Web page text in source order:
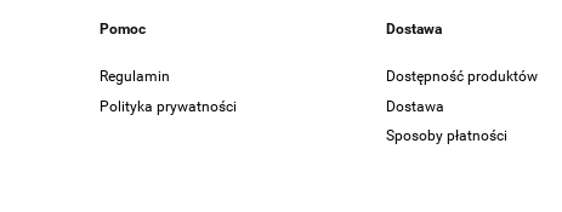
Pomoc
Regulamin
Polityka prywatności
Dostawa
Dostępność produktów
Dostawa
Sposoby płatności